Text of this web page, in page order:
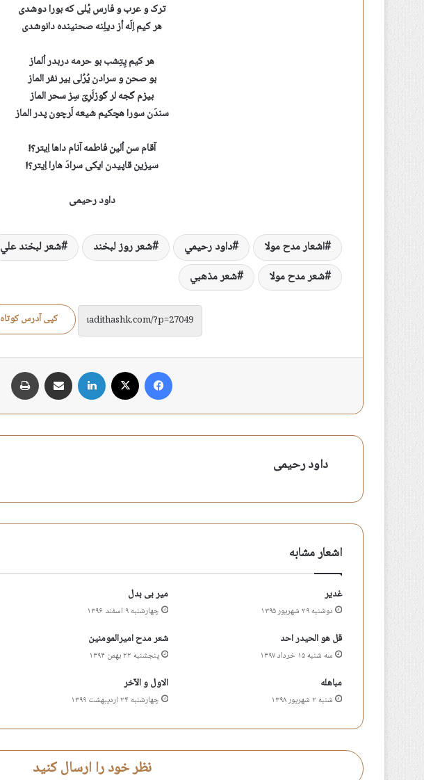
ترک و عرب و فارس یُلی که بورا دوشدی
هر کیم اِلَه اُز دیلِنه صحنینده دانوشدی
هر کیم یِتِشب بو حرمه دربدر اُلماز
بو صحن و سرادن یُرُلی بیر نفر الماز
بیزم گجه لر گوزلَرِیَ سِز سحر الماز
سندَن سورا هچکیم شیعه لَرچون پدر الماز
آقام سن اُلین فاطمه آنام داها اِیتر؟!
سیزین قاپیدن ایکی سرادَ هارا اِیتر؟!
داود رحیمی
اشعار مدح مولا داود رحيمي شعر روز لبخند شعر لبخند علي
شعر مدح مولا
شعر مذهبي
کپی آدرس کوتاه
فیس بوک لینکدین اشتراک گذاری از طریق ایمیل
داود رحیمی
اشعار مشابه
غدیر
دوشنبه ۲۹ شهریور ۱۳۹۵
میر بی بدل
چهارشنبه ۹ اسفند ۱۳۹۶
قل هو الحیدر احد
سه شنبه ۱۵ خرداد ۱۳۹۷
شعر مدح امیرالمومنین
پنجشنبه ۲۲ بهمن ۱۳۹۴
مباهله
شنبه ۲ شهریور ۱۳۹۸
الاول و الآخر
چهارشنبه ۲۴ اردیبهشت ۱۳۹۹
نظر خود را ارسال کنید